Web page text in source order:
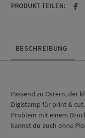
PRODUKT TEILEN:
BESCHREIBUNG
Passend zu Ostern, der
Digistamp für print &
Problem mit einem
kannst du auch ohne